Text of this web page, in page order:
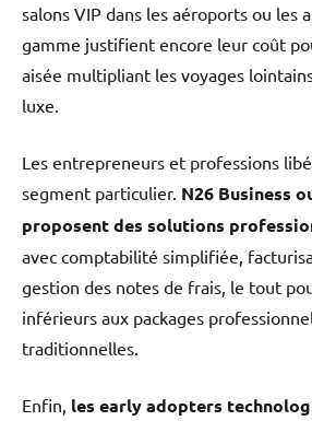
salons VIP dans les aéroports ou les
gamme justifient encore leur coût
aisée multipliant les voyages
luxe.
Les entrepreneurs et professions
segment particulier. N26 Business
proposent des solutions
avec comptabilité simplifiée,
gestion des notes de frais, le tout
inférieurs aux packages
traditionnelles.
Enfin, les early adopters